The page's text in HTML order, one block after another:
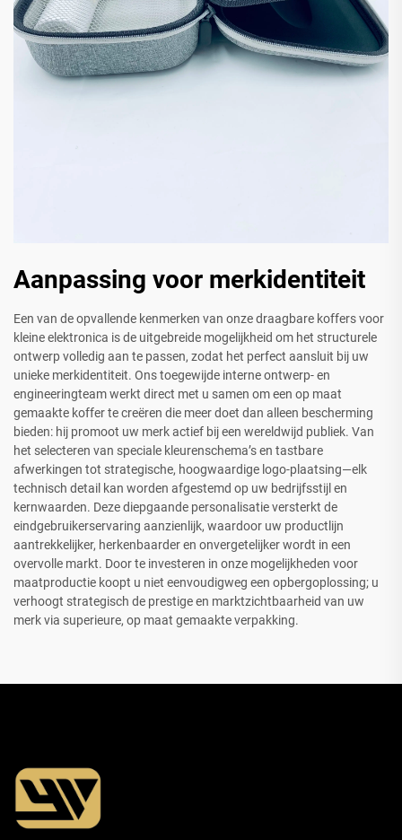
Aanpassing voor merkidentiteit
Een van de opvallende kenmerken van onze draagbare koffers voor
kleine elektronica is de uitgebreide mogelijkheid om het structurele
ontwerp volledig aan te passen, zodat het perfect aansluit bij uw
unieke merkidentiteit. Ons toegewijde interne ontwerp- en
engineeringteam werkt direct met u samen om een op maat
gemaakte koffer te creëren die meer doet dan alleen bescherming
bieden: hij promoot uw merk actief bij een wereldwijd publiek. Van
het selecteren van speciale kleurenschema’s en tastbare
afwerkingen tot strategische, hoogwaardige logo-plaatsing—elk
technisch detail kan worden afgestemd op uw bedrijfsstijl en
kernwaarden. Deze diepgaande personalisatie versterkt de
eindgebruikerservaring aanzienlijk, waardoor uw productlijn
aantrekkelijker, herkenbaarder en onvergetelijker wordt in een
overvolle markt. Door te investeren in onze mogelijkheden voor
maatproductie koopt u niet eenvoudigweg een opbergoplossing; u
verhoogt strategisch de prestige en marktzichtbaarheid van uw
merk via superieure, op maat gemaakte verpakking.